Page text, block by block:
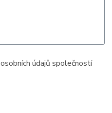
osobních údajů společností